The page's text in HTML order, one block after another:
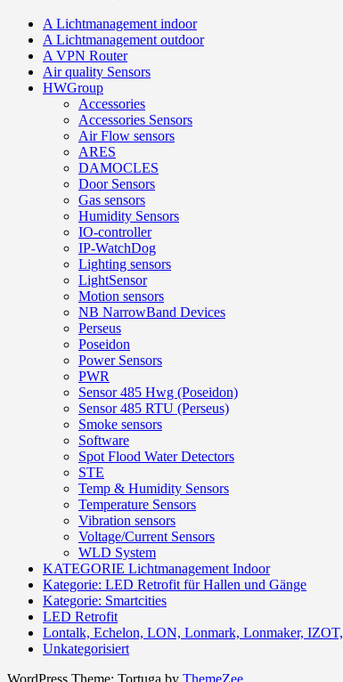
A Lichtmanagement indoor
A Lichtmanagement outdoor
A VPN Router
Air quality Sensors
HWGroup
Accessories
Accessories Sensors
Air Flow sensors
ARES
DAMOCLES
Door Sensors
Gas sensors
Humidity Sensors
IO-controller
IP-WatchDog
Lighting sensors
LightSensor
Motion sensors
NB NarrowBand Devices
Perseus
Poseidon
Power Sensors
PWR
Sensor 485 Hwg (Poseidon)
Sensor 485 RTU (Perseus)
Smoke sensors
Software
Spot Flood Water Detectors
STE
Temp & Humidity Sensors
Temperature Sensors
Vibration sensors
Voltage/Current Sensors
WLD System
KATEGORIE Lichtmanagement Indoor
Kategorie: LED Retrofit für Hallen und Gänge
Kategorie: Smartcities
LED Retrofit
Lontalk, Echelon, LON, Lonmark, Lonmaker, IZOT,
Unkategorisiert